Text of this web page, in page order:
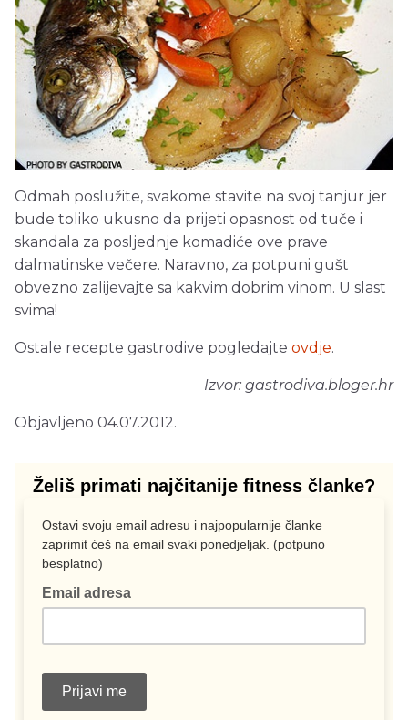
Odmah poslužite, svakome stavite na svoj tanjur jer
bude toliko ukusno da prijeti opasnost od tuče i
skandala za posljednje komadiće ove prave
dalmatinske večere. Naravno, za potpuni gušt
obvezno zalijevajte sa kakvim dobrim vinom. U slast
svima!
Ostale recepte gastrodive pogledajte ovdje.
Izvor: gastrodiva.bloger.hr
Objavljeno 04.07.2012.